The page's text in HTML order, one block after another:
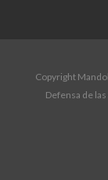
Copyright
Defensa de